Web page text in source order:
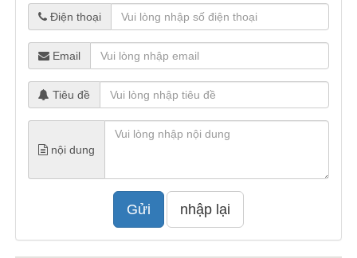
Điện thoại
Email
Tiêu đề
nội dung